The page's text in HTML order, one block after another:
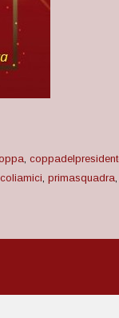
,
, primasquadra,